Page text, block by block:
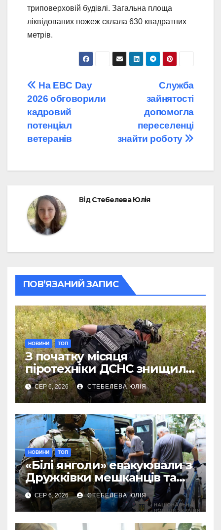
триповерховій будівлі. Загальна площа
ліквідованих пожеж склала 630 квадратних
метрів.
Навігація
записів
Служба
зайнятості
допомогла
переселенці
знайти роботу
На EBC Day
2026 обговорили
кадровий
потенціал
ветеранів
ВідСтебелева Юлія
ПОВ’ЯЗАНИЙ ЗАПИС
НОВИНИ ТОП
З початку місяця
піротехніки ДСНС знищили
18 вибухонебезпечних
предметів
СЕР 6, 2026 СТЕБЕЛЕВА ЮЛІЯ
НОВИНИ ТОП
«Білі янголи» евакуювали з
Дружківки мешканців та
їхніх домашніх улюбленців
СЕР 6, 2026 СТЕБЕЛЕВА ЮЛІЯ